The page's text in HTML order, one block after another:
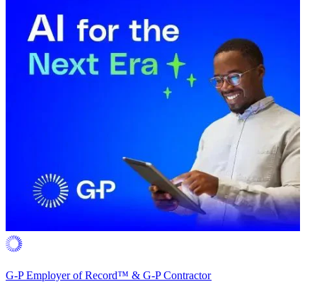
G-P Employer of Record™ & G-P Contractor​​